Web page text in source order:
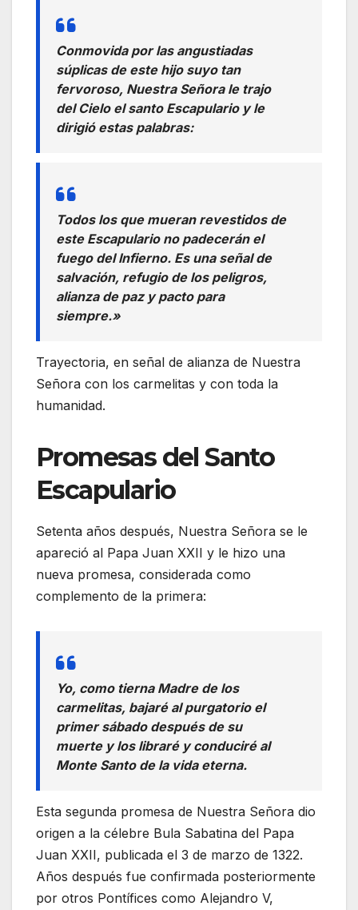
Conmovida por las angustiadas
súplicas de este hijo suyo tan
fervoroso, Nuestra Señora le trajo
del Cielo el santo Escapulario y le
dirigió estas palabras:
Todos los que mueran revestidos de
este Escapulario no padecerán el
fuego del Infierno. Es una señal de
salvación, refugio de los peligros,
alianza de paz y pacto para
siempre.»
Trayectoria, en señal de alianza de Nuestra
Señora con los carmelitas y con toda la
humanidad.
Promesas del Santo
Escapulario
Setenta años después, Nuestra Señora se le
apareció al Papa Juan XXII y le hizo una
nueva promesa, considerada como
complemento de la primera:
Yo, como tierna Madre de los
carmelitas, bajaré al purgatorio el
primer sábado después de su
muerte y los libraré y conduciré al
Monte Santo de la vida eterna.
Esta segunda promesa de Nuestra Señora dio
origen a la célebre Bula Sabatina del Papa
Juan XXII, publicada el 3 de marzo de 1322.
Años después fue confirmada posteriormente
por otros Pontífices como Alejandro V,